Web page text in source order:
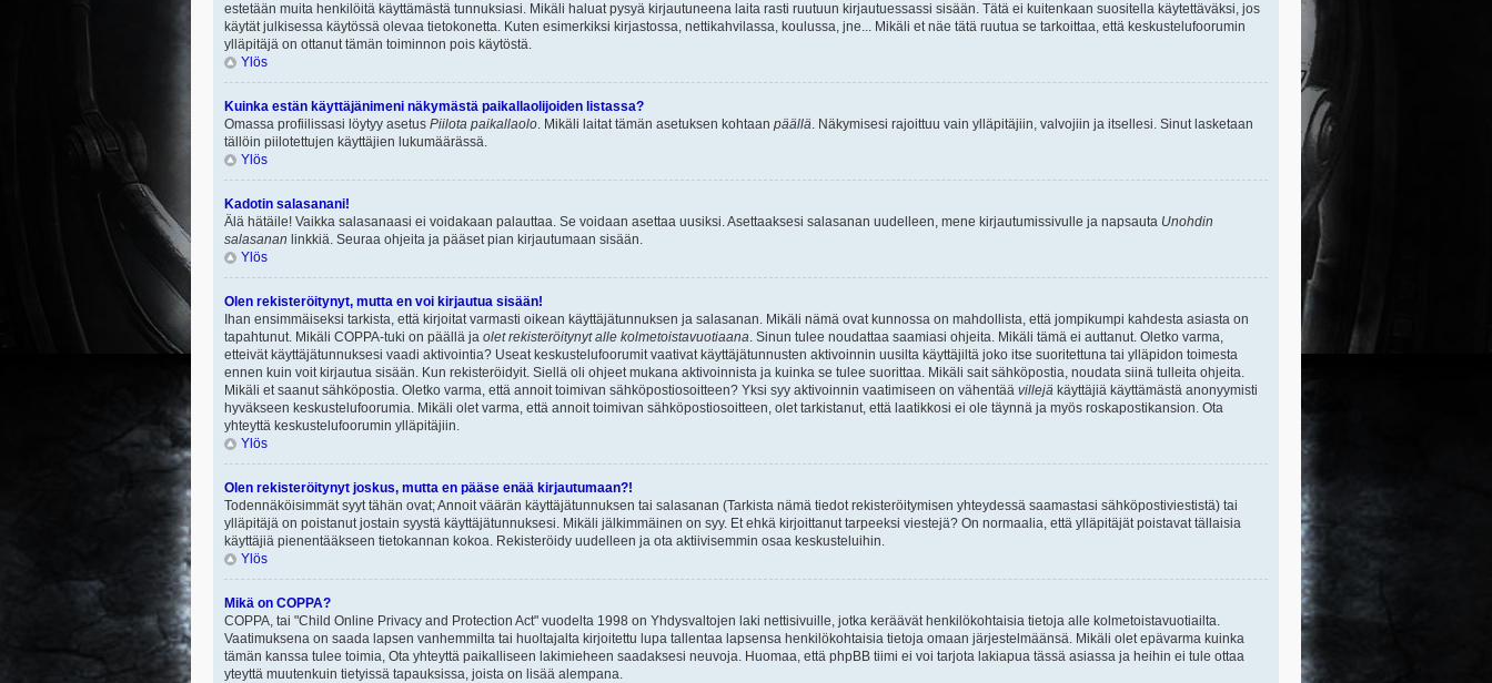
estetään muita henkilöitä käyttämästä tunnuksiasi. Mikäli haluat pysyä kirjautuneena laita rasti ruutuun kirjautuessassi sisään. Tätä ei kuitenkaan suositella käytettäväksi, jos
käytät julkisessa käytössä olevaa tietokonetta. Kuten esimerkiksi kirjastossa, nettikahvilassa, koulussa, jne... Mikäli et näe tätä ruutua se tarkoittaa, että keskustelufoorumin
ylläpitäjä on ottanut tämän toiminnon pois käytöstä.
Ylös
Kuinka estän käyttäjänimeni näkymästä paikallaolijoiden listassa?
Omassa profiilissasi löytyy asetus Piilota paikallaolo. Mikäli laitat tämän asetuksen kohtaan päällä. Näkymisesi rajoittuu vain ylläpitäjiin, valvojiin ja itsellesi. Sinut lasketaan
tällöin piilotettujen käyttäjien lukumäärässä.
Ylös
Kadotin salasanani!
Älä hätäile! Vaikka salasanaasi ei voidakaan palauttaa. Se voidaan asettaa uusiksi. Asettaaksesi salasanan uudelleen, mene kirjautumissivulle ja napsauta Unohdin
salasanan linkkiä. Seuraa ohjeita ja pääset pian kirjautumaan sisään.
Ylös
Olen rekisteröitynyt, mutta en voi kirjautua sisään!
Ihan ensimmäiseksi tarkista, että kirjoitat varmasti oikean käyttäjätunnuksen ja salasanan. Mikäli nämä ovat kunnossa on mahdollista, että jompikumpi kahdesta asiasta on
tapahtunut. Mikäli COPPA-tuki on päällä ja olet rekisteröitynyt alle kolmetoistavuotiaana. Sinun tulee noudattaa saamiasi ohjeita. Mikäli tämä ei auttanut. Oletko varma,
etteivät käyttäjätunnuksesi vaadi aktivointia? Useat keskustelufoorumit vaativat käyttäjätunnusten aktivoinnin uusilta käyttäjiltä joko itse suoritettuna tai ylläpidon toimesta
ennen kuin voit kirjautua sisään. Kun rekisteröidyit. Siellä oli ohjeet mukana aktivoinnista ja kuinka se tulee suorittaa. Mikäli sait sähköpostia, noudata siinä tulleita ohjeita.
Mikäli et saanut sähköpostia. Oletko varma, että annoit toimivan sähköpostiosoitteen? Yksi syy aktivoinnin vaatimiseen on vähentää villejä käyttäjiä käyttämästä anonyymisti
hyväkseen keskustelufoorumia. Mikäli olet varma, että annoit toimivan sähköpostiosoitteen, olet tarkistanut, että laatikkosi ei ole täynnä ja myös roskapostikansion. Ota
yhteyttä keskustelufoorumin ylläpitäjiin.
Ylös
Olen rekisteröitynyt joskus, mutta en pääse enää kirjautumaan?!
Todennäköisimmät syyt tähän ovat; Annoit väärän käyttäjätunnuksen tai salasanan (Tarkista nämä tiedot rekisteröitymisen yhteydessä saamastasi sähköpostiviestistä) tai
ylläpitäjä on poistanut jostain syystä käyttäjätunnuksesi. Mikäli jälkimmäinen on syy. Et ehkä kirjoittanut tarpeeksi viestejä? On normaalia, että ylläpitäjät poistavat tällaisia
käyttäjiä pienentääkseen tietokannan kokoa. Rekisteröidy uudelleen ja ota aktiivisemmin osaa keskusteluihin.
Ylös
Mikä on COPPA?
COPPA, tai "Child Online Privacy and Protection Act" vuodelta 1998 on Yhdysvaltojen laki nettisivuille, jotka keräävät henkilökohtaisia tietoja alle kolmetoistavuotiailta.
Vaatimuksena on saada lapsen vanhemmilta tai huoltajalta kirjoitettu lupa tallentaa lapsensa henkilökohtaisia tietoja omaan järjestelmäänsä. Mikäli olet epävarma kuinka
tämän kanssa tulee toimia, Ota yhteyttä paikalliseen lakimieheen saadaksesi neuvoja. Huomaa, että phpBB tiimi ei voi tarjota lakiapua tässä asiassa ja heihin ei tule ottaa
yteyttä muutenkuin tietyissä tapauksissa, joista on lisää alempana.